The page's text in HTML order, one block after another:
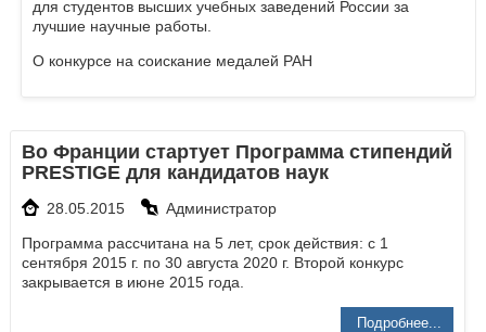
для студентов высших учебных заведений России за
лучшие научные работы.
О конкурсе на соискание медалей РАН
Во Франции стартует Программа стипендий
PRESTIGE для кандидатов наук
28.05.2015
Администратор
Программа рассчитана на 5 лет, срок действия: с 1
сентября 2015 г. по 30 августа 2020 г. Второй конкурс
закрывается в июне 2015 года.
Подробнее...